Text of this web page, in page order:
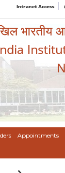
Intranet Access
भारतीय
Appointments